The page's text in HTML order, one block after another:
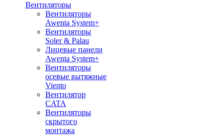
Вентиляторы
Вентиляторы
Awenta System+
Вентиляторы
Soler & Palau
Лицевые панели
Awenta System+
Вентиляторы
осевые вытяжные
Viento
Вентилятор
CATA
Вентиляторы
скрытого
монтажа